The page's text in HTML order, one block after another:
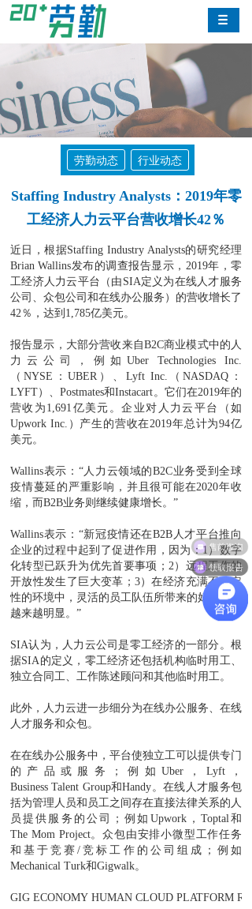
劳勤动态 行业动态
Staffing Industry Analysts：2019年零
工经济人力云平台营收增长42％
近日，根据Staffing Industry Analysts的研究经理
Brian Wallins发布的调查报告显示，2019年，零
工经济人力云平台（由SIA定义为在线人才服务
公司、众包公司和在线办公服务）的营收增长了
42％，达到1,785亿美元。
报告显示，大部分营收来自B2C商业模式中的人
力云公司，例如Uber Technologies Inc.
（NYSE：UBER）、Lyft Inc.（NASDAQ：
LYFT）、Postmates和Instacart。它们在2019年的
营收为1,691亿美元。企业对人力云平台（如
Upwork Inc.）产生的营收在2019年总计为94亿
美元。
Wallins表示：“人力云领域的B2C业务受到全球
疫情蔓延的严重影响，并且很可能在2020年收
缩，而B2B业务则继续健康增长。”
Wallins表示：“新冠疫情还在B2B人才平台推向
企业的过程中起到了促进作用，因为：1）数字
化转型已跃升为优先首要事项；2）远程工作的
开放性发生了巨大变革；3）在经济充满不确定
性的环境中，灵活的员工队伍所带来的好处变得
越来越明显。”
SIA认为，人力云公司是零工经济的一部分。根
据SIA的定义，零工经济还包括机构临时用工、
独立合同工、工作陈述顾问和其他临时用工。
此外，人力云进一步细分为在线办公服务、在线
人才服务和众包。
在在线办公服务中，平台使独立工可以提供专门
的产品或服务；例如Uber，Lyft，
Business Talent Group和Handy。在线人才服务包
括为管理人员和员工之间存在直接法律关系的人
员提供服务的公司；例如Upwork，Toptal和
The Mom Project。众包由安排小微型工作任务
和基于竞赛/竞标工作的公司组成；例如
Mechanical Turk和Gigwalk。
GIG ECONOMY HUMAN CLOUD PLATFORM
售前咨询
领取报告